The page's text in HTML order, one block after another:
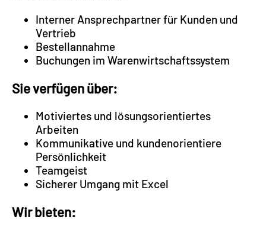
Interner Ansprechpartner für Kunden und
Vertrieb
Bestellannahme
Buchungen im Warenwirtschaftssystem
Sie verfügen über:
Motiviertes und lösungsorientiertes
Arbeiten
Kommunikative und kundenorientiere
Persönlichkeit
Teamgeist
Sicherer Umgang mit Excel
Wir bieten: